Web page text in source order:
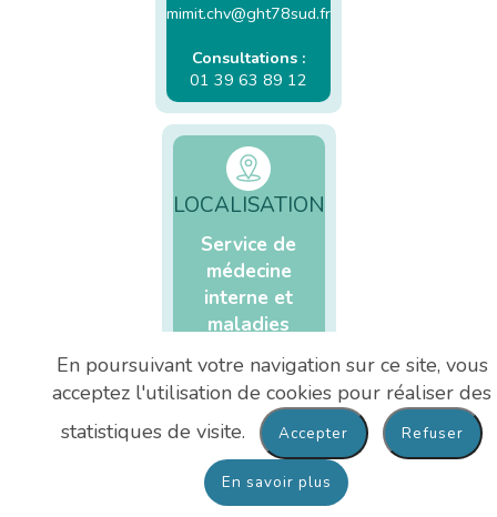
mimit.chv@ght78sud.fr
Consultations :
01 39 63 89 12
LOCALISATION
Service de
médecine
interne et
maladies
Hôpital André
Mignot
En poursuivant votre navigation sur ce site, vous
acceptez l'utilisation de cookies pour réaliser des
statistiques de visite.
En savoir plus